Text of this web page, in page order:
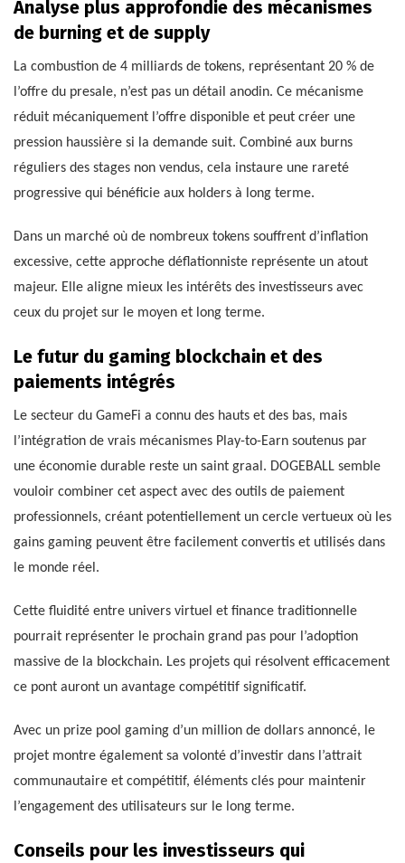
Analyse plus approfondie des mécanismes
de burning et de supply
La combustion de 4 milliards de tokens, représentant 20 % de
l’offre du presale, n’est pas un détail anodin. Ce mécanisme
réduit mécaniquement l’offre disponible et peut créer une
pression haussière si la demande suit. Combiné aux burns
réguliers des stages non vendus, cela instaure une rareté
progressive qui bénéficie aux holders à long terme.
Dans un marché où de nombreux tokens souffrent d’inflation
excessive, cette approche déflationniste représente un atout
majeur. Elle aligne mieux les intérêts des investisseurs avec
ceux du projet sur le moyen et long terme.
Le futur du gaming blockchain et des
paiements intégrés
Le secteur du GameFi a connu des hauts et des bas, mais
l’intégration de vrais mécanismes Play-to-Earn soutenus par
une économie durable reste un saint graal. DOGEBALL semble
vouloir combiner cet aspect avec des outils de paiement
professionnels, créant potentiellement un cercle vertueux où les
gains gaming peuvent être facilement convertis et utilisés dans
le monde réel.
Cette fluidité entre univers virtuel et finance traditionnelle
pourrait représenter le prochain grand pas pour l’adoption
massive de la blockchain. Les projets qui résolvent efficacement
ce pont auront un avantage compétitif significatif.
Avec un prize pool gaming d’un million de dollars annoncé, le
projet montre également sa volonté d’investir dans l’attrait
communautaire et compétitif, éléments clés pour maintenir
l’engagement des utilisateurs sur le long terme.
Conseils pour les investisseurs qui